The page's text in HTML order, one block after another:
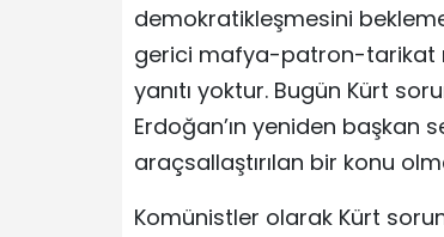
demokratikleşmesini
gerici mafya-patron-tarikat
yanıtı yoktur. Bugün Kürt
Erdoğan’ın yeniden başkan
araçsallaştırılan bir konu
Komünistler olarak Kürt